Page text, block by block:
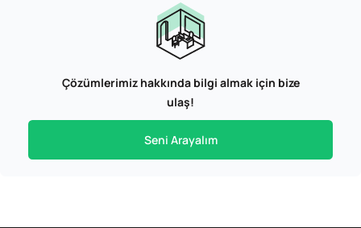
Çözümlerimiz hakkında bilgi almak için bize
ulaş!
Seni Arayalım